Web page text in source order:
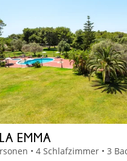
EMMA
• 4 Schlafzimmer • 3